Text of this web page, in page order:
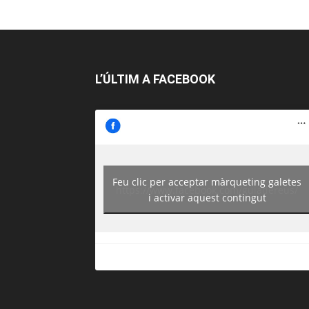
L’ÚLTIM A FACEBOOK
https://www.facebook.com/guiadereus/
Feu clic per acceptar màrqueting galetes
i activar aquest contingut